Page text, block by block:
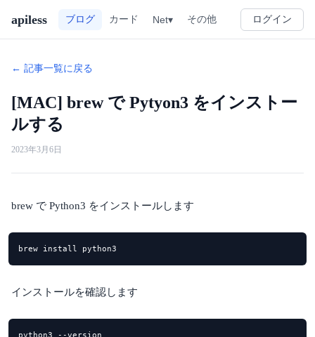
apiless ブログ カード Net▾ その他 ログイン
← 記事一覧に戻る
[MAC] brew で Pytyon3 をインストー
ルする
2023年3月6日
brew で Python3 をインストールします
brew install python3
インストールを確認します
python3 --version